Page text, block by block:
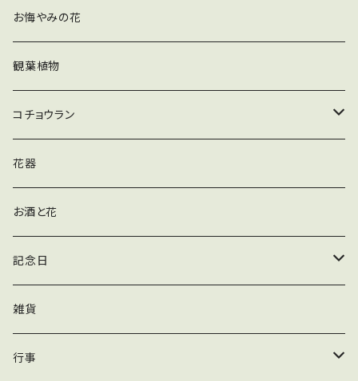
花束
お悔やみの花
観葉植物
コチョウラン
胡蝶蘭_白
花器
お酒と花
記念日
誕生日
結婚記念日
雑貨
行事